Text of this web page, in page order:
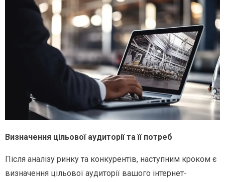
Визначення цільової аудиторії та її потреб
Після аналізу ринку та конкурентів, наступним кроком є
визначення цільової аудиторії вашого інтернет-